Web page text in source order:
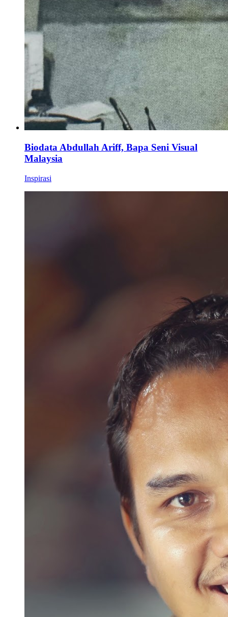
Biodata Abdullah Ariff, Bapa Seni Visual
Malaysia
Inspirasi